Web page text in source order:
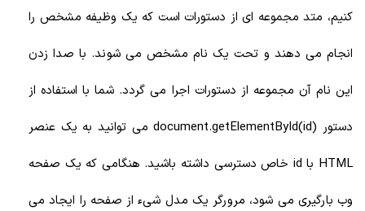
کنیم، متد مجموعه ای از دستورات است که یک وظیفه مشخص را
انجام می دهند و تحت یک نام مشخص می شوند. با صدا زدن
این نام آن مجموعه از دستورات اجرا می گردد. شما با استفاده از
دستور document.getElementById(id) می توانید به یک عنصر
HTML با id خاص دسترسی داشته باشید. هنگامی که یک صفحه
وب بارگیری می شود، مرورگر یک مدل شیء از صفحه را ایجاد می